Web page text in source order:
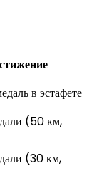
в эстафете
(50 км,
(30 км,